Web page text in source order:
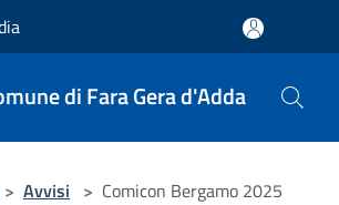
di Fara Gera d'Adda
> Avvisi > Comicon Bergamo 2025